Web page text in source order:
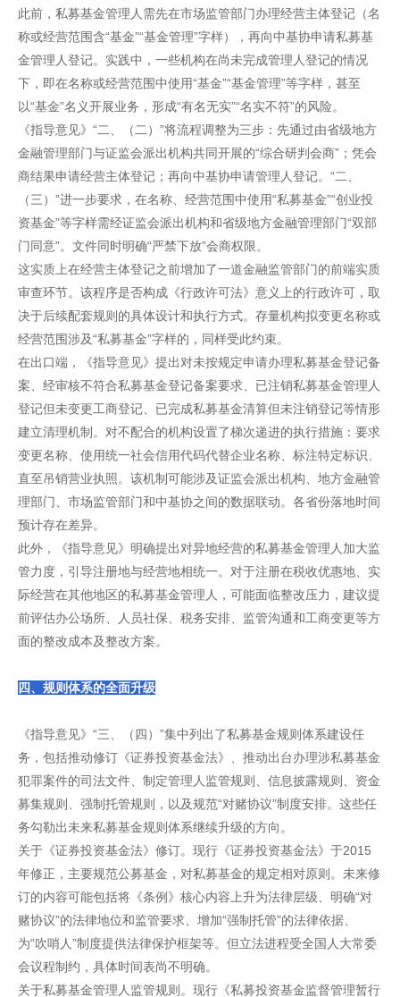
此前，私募基金管理人需先在市场监管部门办理经营主体登记（名
称或经营范围含“基金”“基金管理”字样），再向中基协申请私募基
金管理人登记。实践中，一些机构在尚未完成管理人登记的情况
下，即在名称或经营范围中使用“基金”“基金管理”等字样，甚至
以“基金”名义开展业务，形成“有名无实”“名实不符”的风险。
《指导意见》“二、（二）”将流程调整为三步：先通过由省级地方
金融管理部门与证监会派出机构共同开展的“综合研判会商”；凭会
商结果申请经营主体登记；再向中基协申请管理人登记。“二、
（三）”进一步要求，在名称、经营范围中使用“私募基金”“创业投
资基金”等字样需经证监会派出机构和省级地方金融管理部门“双部
门同意”。文件同时明确“严禁下放”会商权限。
这实质上在经营主体登记之前增加了一道金融监管部门的前端实质
审查环节。该程序是否构成《行政许可法》意义上的行政许可，取
决于后续配套规则的具体设计和执行方式。存量机构拟变更名称或
经营范围涉及“私募基金”字样的，同样受此约束。
在出口端，《指导意见》提出对未按规定申请办理私募基金登记备
案、经审核不符合私募基金登记备案要求、已注销私募基金管理人
登记但未变更工商登记、已完成私募基金清算但未注销登记等情形
建立清理机制。对不配合的机构设置了梯次递进的执行措施：要求
变更名称、使用统一社会信用代码代替企业名称、标注特定标识、
直至吊销营业执照。该机制可能涉及证监会派出机构、地方金融管
理部门、市场监管部门和中基协之间的数据联动。各省份落地时间
预计存在差异。
此外，《指导意见》明确提出对异地经营的私募基金管理人加大监
管力度，引导注册地与经营地相统一。对于注册在税收优惠地、实
际经营在其他地区的私募基金管理人，可能面临整改压力，建议提
前评估办公场所、人员社保、税务安排、监管沟通和工商变更等方
面的整改成本及整改方案。
四、规则体系的全面升级
《指导意见》“三、（四）”集中列出了私募基金规则体系建设任
务，包括推动修订《证券投资基金法》、推动出台办理涉私募基金
犯罪案件的司法文件、制定管理人监管规则、信息披露规则、资金
募集规则、强制托管规则，以及规范“对赌协议”制度安排。这些任
务勾勒出未来私募基金规则体系继续升级的方向。
关于《证券投资基金法》修订。现行《证券投资基金法》于2015
年修正，主要规范公募基金，对私募基金的规定相对原则。未来修
订的内容可能包括将《条例》核心内容上升为法律层级、明确“对
赌协议”的法律地位和监管要求、增加“强制托管”的法律依据、
为“吹哨人”制度提供法律保护框架等。但立法进程受全国人大常委
会议程制约，具体时间表尚不明确。
关于私募基金管理人监管规则。现行《私募投资基金监督管理暂行